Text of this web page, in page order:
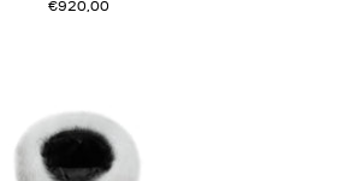
€920,00